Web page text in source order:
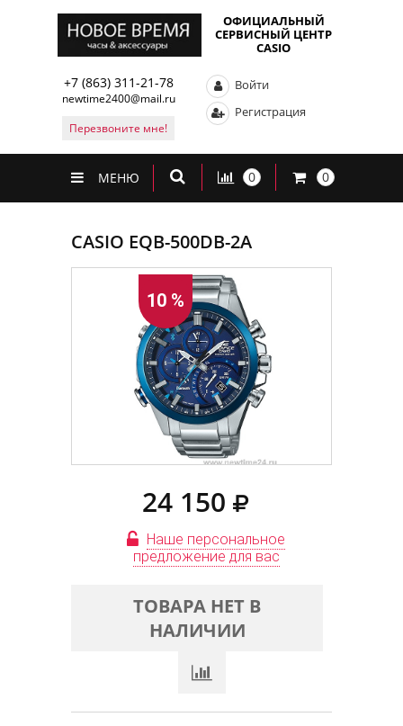
ОФИЦИАЛЬНЫЙ
СЕРВИСНЫЙ ЦЕНТР
CASIO
+7 (863) 311-21-78
newtime2400@mail.ru
Перезвоните мне!
Войти
Регистрация
МЕНЮ 0 0
CASIO EQB-500DB-2A
10 %
24 150
Наше персональное
предложение для вас
ТОВАРА НЕТ В
НАЛИЧИИ